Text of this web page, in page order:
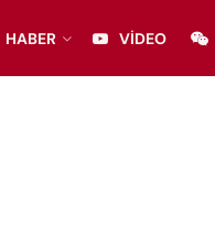
HABER VIDEO